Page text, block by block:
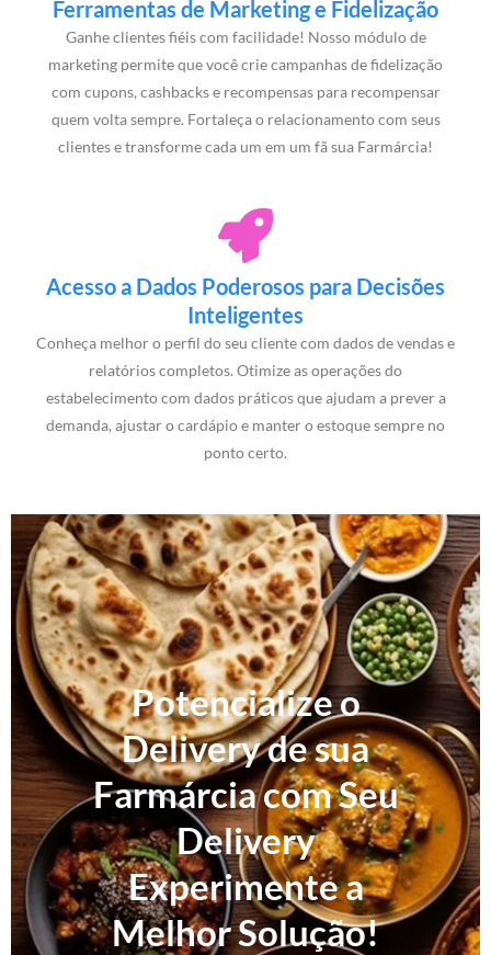
Ferramentas de Marketing e Fidelização
Ganhe clientes fiéis com facilidade! Nosso módulo de
marketing permite que você crie campanhas de fidelização
com cupons, cashbacks e recompensas para recompensar
quem volta sempre. Fortaleça o relacionamento com seus
clientes e transforme cada um em um fã sua Farmárcia!
Acesso a Dados Poderosos para Decisões
Inteligentes
Conheça melhor o perfil do seu cliente com dados de vendas e
relatórios completos. Otimize as operações do
estabelecimento com dados práticos que ajudam a prever a
demanda, ajustar o cardápio e manter o estoque sempre no
ponto certo.
Potencialize o
Delivery de sua
Farmárcia com Seu
Delivery
Experimente a
Melhor Solução!